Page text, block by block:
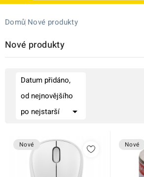
Domů Nové produkty
Nové produkty
Datum přidáno,
od nejnovějšího
po nejstarší

Nové Nové